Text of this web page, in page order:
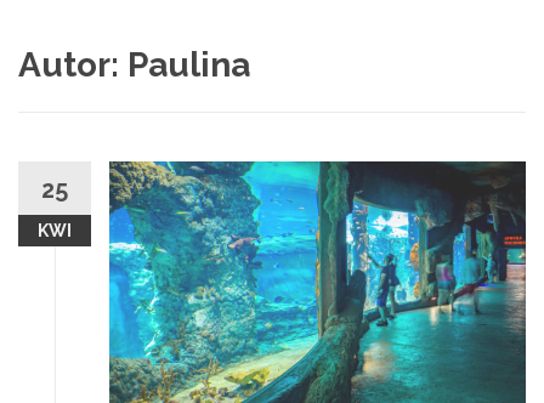
Autor: Paulina
25
KWI